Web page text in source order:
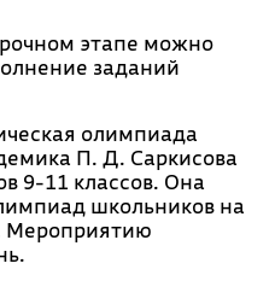
этапе можно
заданий
олимпиада
П. Д. Саркисова
9-11 классов. Она
школьников на
Мероприятию